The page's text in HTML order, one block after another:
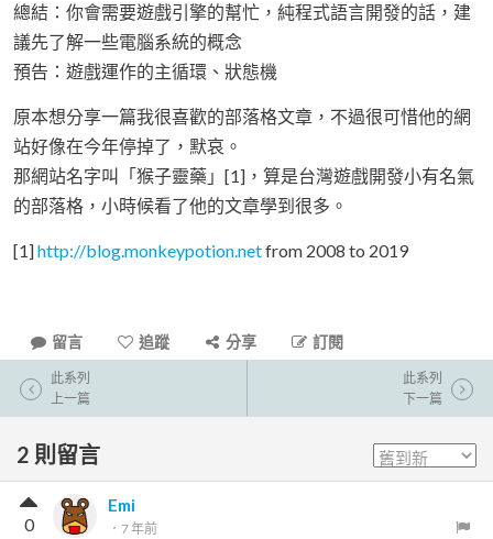
總結：你會需要遊戲引擎的幫忙，純程式語言開發的話，建
議先了解一些電腦系統的概念
預告：遊戲運作的主循環、狀態機
原本想分享一篇我很喜歡的部落格文章，不過很可惜他的網
站好像在今年停掉了，默哀。
那網站名字叫「猴子靈藥」[1]，算是台灣遊戲開發小有名氣
的部落格，小時候看了他的文章學到很多。
[1]http://blog.monkeypotion.netfrom 2008 to 2019
留言 追蹤 分享 訂閱
此系列
上一篇
此系列
下一篇
2 則留言
Emi
． 7 年前
0